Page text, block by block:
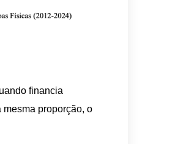
financia
proporção, o